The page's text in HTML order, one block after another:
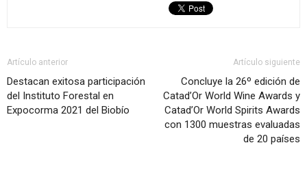
Artículo anterior
Destacan exitosa participación
del Instituto Forestal en
Expocorma 2021 del Biobío
Artículo siguiente
Concluye la 26º edición de
Catad’Or World Wine Awards y
Catad’Or World Spirits Awards
con 1300 muestras evaluadas
de 20 países